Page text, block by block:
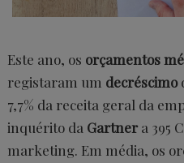
Este ano, os orçamentos
registaram um decréscimo
7,7% da receita geral da
inquérito da Gartner a 395
marketing. Em média, os